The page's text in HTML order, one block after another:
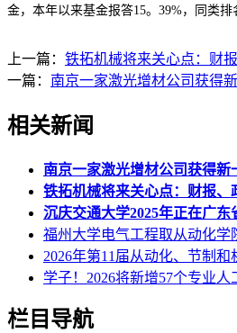
金，本年以来基金报答15。39%，同类排
上一篇： 铁拓机械将来关心点：财
一篇： 南京一家激光增材公司获得
相关新闻
南京一家激光增材公司获得新
铁拓机械将来关心点：财报、
沉庆交通大学2025年正在广东
福州大学电气工程取从动化学
2026年第11届从动化、节制和
学子！2026将新增57个专业人
栏目导航